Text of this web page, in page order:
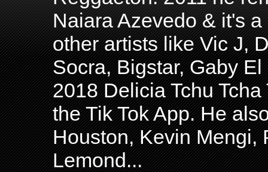
Naiara Azevedo & it's
other artists like Vic J,
Socra, Bigstar, Gaby
2018 Delicia Tchu
the Tik Tok App. He
Houston, Kevin Mengi,
Lemond...